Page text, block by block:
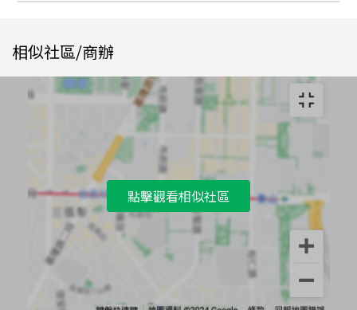
相似社區/商辦
點擊觀看相似社區